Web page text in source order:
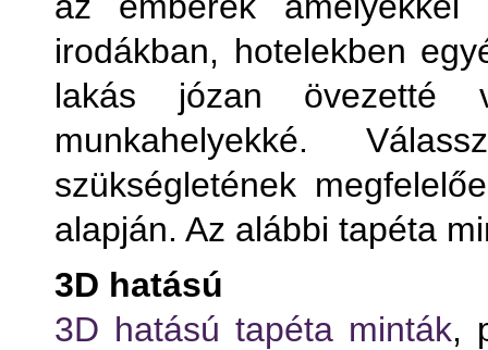
irodákban, hotelekben
lakás józan övezetté
munkahelyekké.
szükségletének
alapján. Az alábbi tapéta
3D hatású
3D hatású tapéta minták,